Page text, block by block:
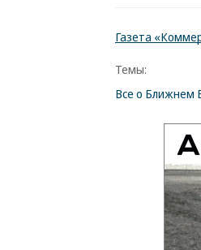
Газета
Темы:
Все о Ближнем